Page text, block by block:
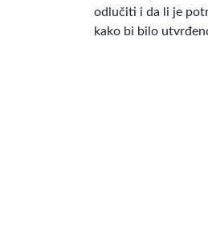
odlučiti i da li je
kako bi bilo